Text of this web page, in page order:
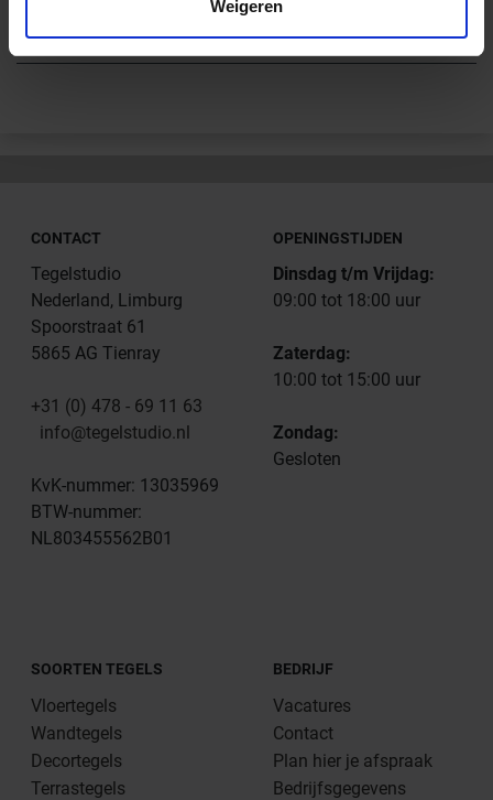
Weigeren
Andere Series van Schlüter Systems
CONTACT
Tegelstudio
Nederland, Limburg
Spoorstraat 61
5865 AG Tienray
+31 (0) 478 - 69 11 63
info@tegelstudio.nl
KvK-nummer: 13035969
BTW-nummer:
NL803455562B01
OPENINGSTIJDEN
Dinsdag t/m Vrijdag:
09:00 tot 18:00 uur
Zaterdag:
10:00 tot 15:00 uur
Zondag:
Gesloten
SOORTEN TEGELS
Vloertegels
Wandtegels
Decortegels
Terrastegels
BEDRIJF
Vacatures
Contact
Plan hier je afspraak
Bedrijfsgegevens